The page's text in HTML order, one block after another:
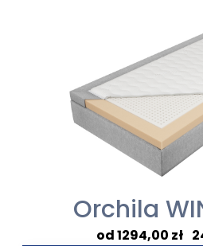
4052,00 zł
Orchila
1294,00 zł–
Zakres